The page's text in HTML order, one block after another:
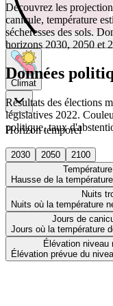
Climat
Horizon temporel
2030 2050
2100
Hausse de la
Nuits
Nuits où la température
Jours de
Jours où la température
Élévation niveau
Élévation prévue du
Découvrez les
canicule, température
sécheresses des sols.
horizons 2030, 2050 et
Données
Résultats des élections
législatives 2022.
politique, taux